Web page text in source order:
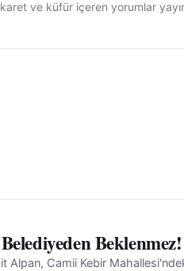
Beklenmez!
Alpan, Camii Kebir